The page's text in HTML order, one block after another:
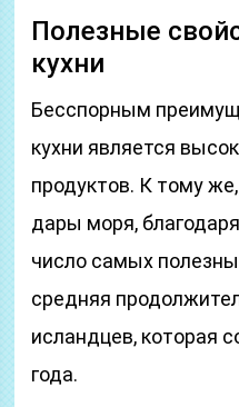
Полезные
кухни
Бесспорным
кухни является
продуктов. К тому
дары моря,
число самых
средняя
исландцев, которая
года.